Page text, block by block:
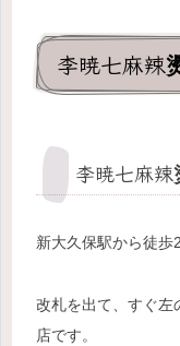
李暁七麻辣
李暁七麻
新大久保駅から徒歩
改札を出て、すぐ左
店です。